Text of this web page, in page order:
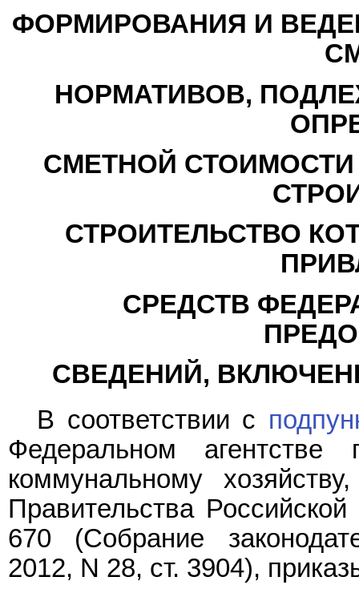
ФОРМИРОВАНИЯ И
НОРМАТИВОВ,
СМЕТНОЙ
СТРОИТЕЛЬСТВО
СРЕДСТВ
СВЕДЕНИЙ,
В соответствии с
Федеральном
коммунальному
Правительства
670 (Собрание
2012, N 28, ст. 3904),